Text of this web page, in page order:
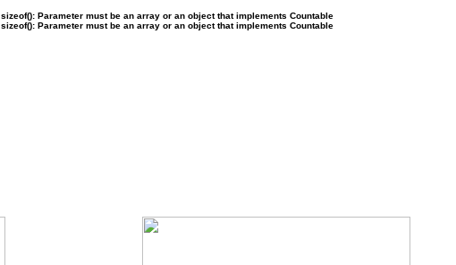
sizeof(): Parameter must be an array or an object that implements Countable
sizeof(): Parameter must be an array or an object that implements Countable